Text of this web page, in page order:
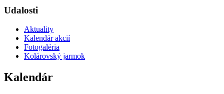
Udalosti
Aktuality
Kalendár akcií
Fotogaléria
Kolárovský jarmok
Kalendár